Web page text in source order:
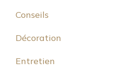
Conseils
Décoration
Entretien